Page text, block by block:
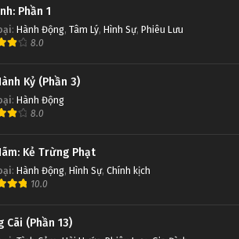
Phần 1
: Hành Động, Tâm Lý, Hình Sự, Phiêu Lưu
8.0
Kỷ (Phần 3)
: Hành Động
8.0
Kẻ Trừng Phạt
: Hành Động, Hình Sự, Chính kịch
10.0
Cãi (Phần 13)